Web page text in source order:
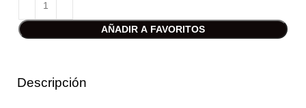
AÑADIR A FAVORITOS
Descripción